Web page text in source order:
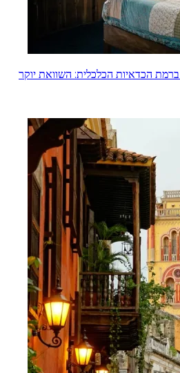
ברמת הכדאיות הכלכלית: השוואת יוקר